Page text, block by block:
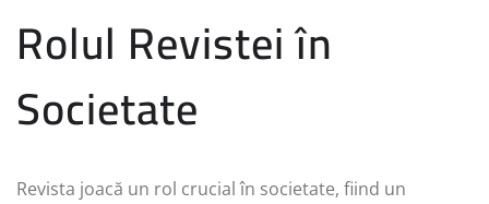
Rolul Revistei în
Societate
Revista joacă un rol crucial în societate, fiind un